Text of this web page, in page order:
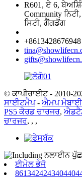
R601, ਏ 6,
Community
ਸਿਟੀ, ਗੈਂਗਡੋਂਗ
+8613428676948
© ਕਾਪੀਰਾਈਟ - 2010-
ਸਾਈਟਮੈਪ- ਐਮਪ
PS5 ਕੋਰਡ ਚਾਰਜਰ,
ਚਾਰਜਰ, , ,
ਈਮੇਲ ਭੇਜੋ